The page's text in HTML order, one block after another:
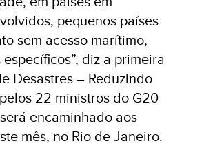
pequenos países
sem acesso marítimo,
diz a primeira
Desastres – Reduzindo
22 ministros do G20
encaminhado aos
mês, no Rio de Janeiro.